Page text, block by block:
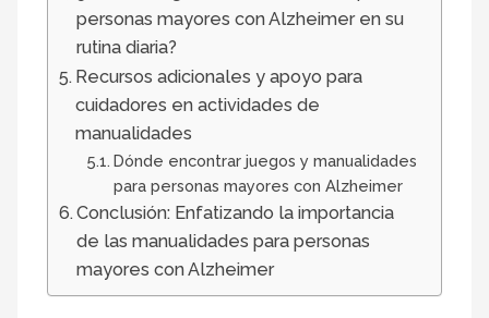
personas mayores con Alzheimer en su
rutina diaria?
Recursos adicionales y apoyo para
cuidadores en actividades de
manualidades
Dónde encontrar juegos y manualidades
para personas mayores con Alzheimer
Conclusión: Enfatizando la importancia
de las manualidades para personas
mayores con Alzheimer